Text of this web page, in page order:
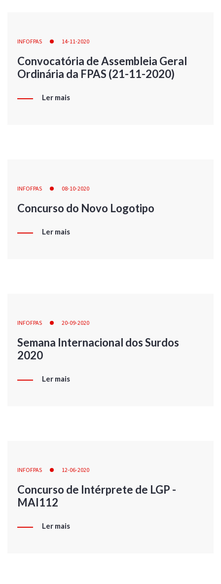
INFOFPAS 14-11-2020
Convocatória de Assembleia Geral
Ordinária da FPAS (21-11-2020)
Ler mais
INFOFPAS 08-10-2020
Concurso do Novo Logotipo
Ler mais
INFOFPAS 20-09-2020
Semana Internacional dos Surdos
2020
Ler mais
INFOFPAS 12-06-2020
Concurso de Intérprete de LGP -
MAI112
Ler mais